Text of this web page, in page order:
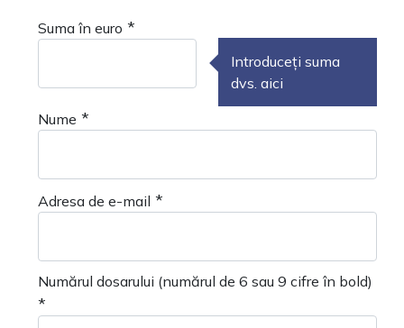
Suma în euro *
Introduceți suma
dvs. aici
Nume *
Adresa de e-mail *
Numărul dosarului (numărul de 6 sau 9 cifre în bold)
*